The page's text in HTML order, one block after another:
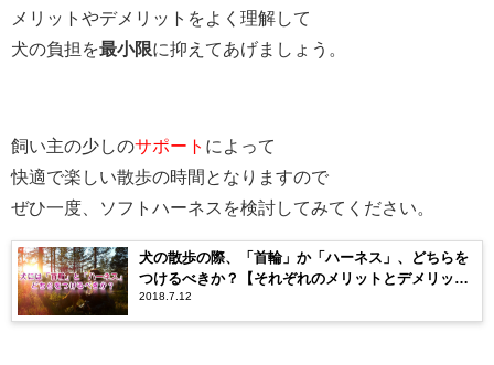
メリットやデメリットをよく理解して
犬の負担を最小限に抑えてあげましょう。
飼い主の少しのサポート によって
快適で楽しい散歩の時間となりますので
ぜひ一度、ソフトハーネスを検討してみてください。
犬の散歩の際、「首輪」か「ハーネス」、どちらを
つけるべきか？【それぞれのメリットとデメリッ
ト】
2018.7.12